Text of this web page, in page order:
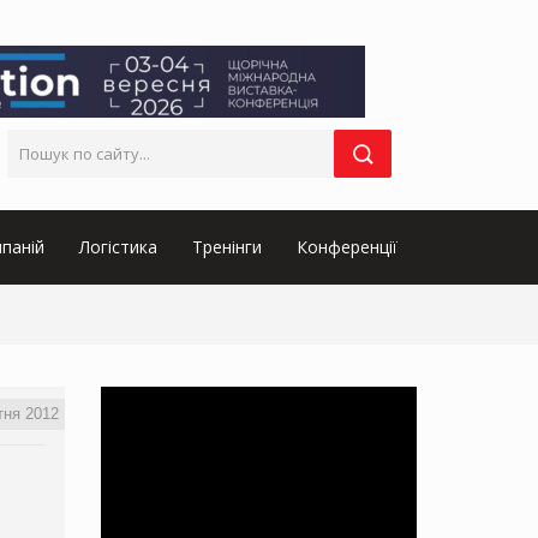
Логістика Тренінги Конференції
2012